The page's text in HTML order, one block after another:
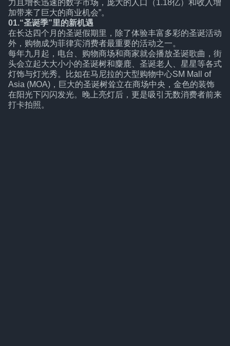
力且增长迅速的数字市场，庞大的人口（1.18亿）和收入增
加带来了巨大的商业机会”。
01.“圣诞季”里的新机遇
在长达四个月的圣诞假期里，除了体验丰富多彩的圣诞活动
外，购物成为菲律宾消费者最重要的活动之一。
每年九月起，电台、购物商场和商家就会播放圣诞歌曲，街
头会立起大大小小的圣诞树和麋鹿、圣诞老人、星星等各式
灯饰与灯光秀。比如在马尼拉的大型购物中心SM Mall of
Asia (MOA)，巨大的圣诞树耸立在商场中央，金色的装饰
在阳光下闪闪发光。晚上亮灯后，更是吸引无数消费者前来
打卡拍照。